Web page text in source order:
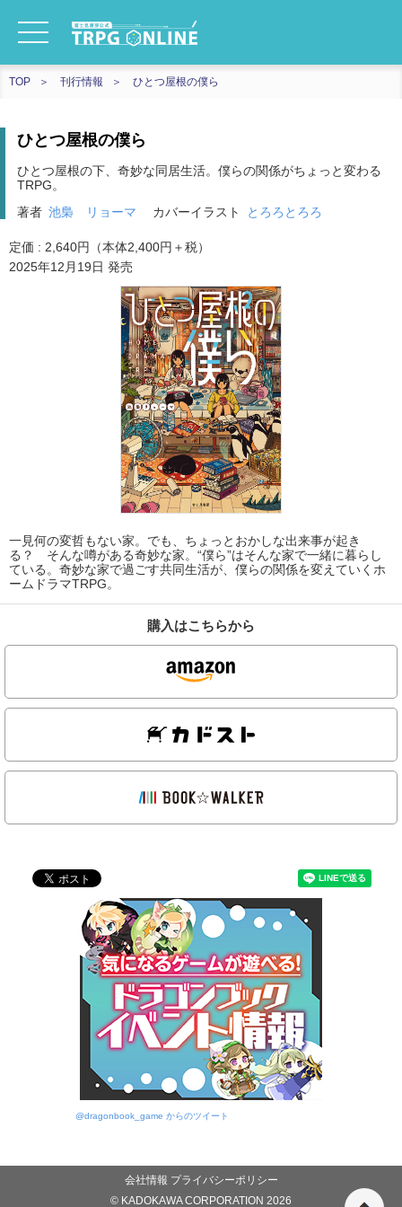
TOP 刊行情報 ひとつ屋根の僕ら
ひとつ屋根の僕ら
ひとつ屋根の下、奇妙な同居生活。僕らの関係がちょっと変わる
TRPG。
著者 池梟 リョーマ カバーイラスト とろろとろろ
定価 : 2,640円（本体2,400円＋税）
2025年12月19日 発売
一見何の変哲もない家。でも、ちょっとおかしな出来事が起き
る？ そんな噂がある奇妙な家。“僕ら”はそんな家で一緒に暮らし
ている。奇妙な家で過ごす共同生活が、僕らの関係を変えていくホ
ームドラマTRPG。
購入はこちらから
@dragonbook_game からのツイート
会社情報 プライバシーポリシー
© KADOKAWA CORPORATION 2026